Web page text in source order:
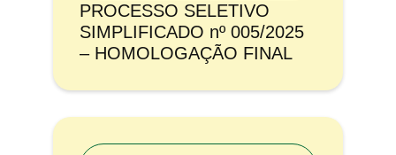
PROCESSO SELETIVO
SIMPLIFICADO nº 005/2025
– HOMOLOGAÇÃO FINAL